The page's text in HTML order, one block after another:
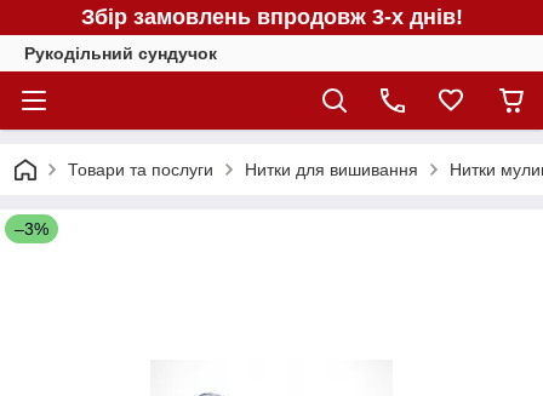
Збір замовлень впродовж 3-х днів!
Рукодільний сундучок
Товари та послуги Нитки для вишивання Нитки
–3%